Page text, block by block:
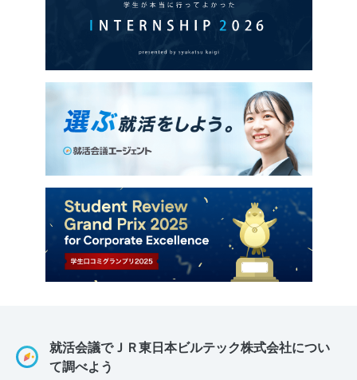
就活会議でＪＲ東日本ビルテック株式会社につい
て調べよう